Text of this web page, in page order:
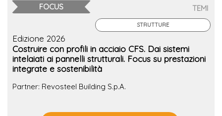
FOCUS TEMI
STRUTTURE
Edizione 2026
Costruire con profili in acciaio CFS. Dai sistemi
intelaiati ai pannelli strutturali. Focus su prestazioni
integrate e sostenibilità
Partner: Revosteel Building S.p.A.